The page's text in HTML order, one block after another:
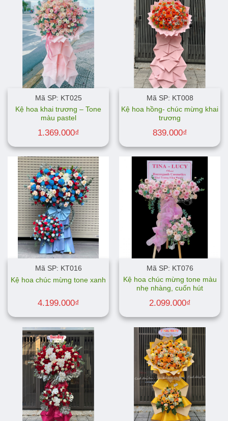
Mã SP: KT025
Kệ hoa khai trương – Tone
màu pastel
1.369.000₫
Mã SP: KT008
Kệ hoa hồng- chúc mừng khai
trương
839.000₫
Mã SP: KT016
Kệ hoa chúc mừng tone xanh
4.199.000₫
Mã SP: KT076
Kệ hoa chúc mừng tone màu
nhẹ nhàng, cuốn hút
2.099.000₫